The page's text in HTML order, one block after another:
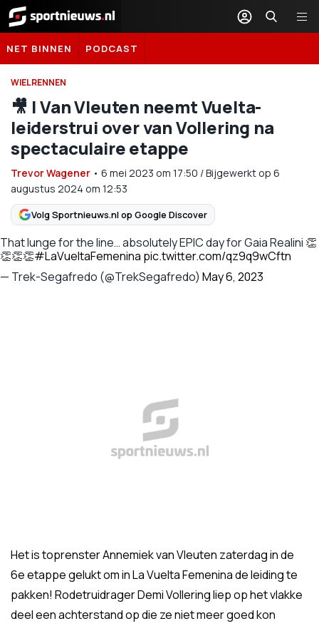
Sportnieuws.nl
NET BINNEN PODCAST
WIELRENNEN
🎥 | Van Vleuten neemt Vuelta-
leiderstrui over van Vollering na
spectaculaire etappe
Trevor Wagener • 6 mei 2023 om 17:50 /Bijgewerkt op 6
augustus 2024 om 12:53
Volg Sportnieuws.nl op Google Discover
That lunge for the line… absolutely EPIC day for Gaia Realini 👏
👏👏👏#LaVueltaFemenina pic.twitter.com/qz9q9wCftn
— Trek-Segafredo (@TrekSegafredo) May 6, 2023
Het is toprenster Annemiek van Vleuten zaterdag in de
6e etappe gelukt om in La Vuelta Femenina de leiding te
pakken! Rodetruidrager Demi Vollering liep op het vlakke
deel een achterstand op die ze niet meer goed kon